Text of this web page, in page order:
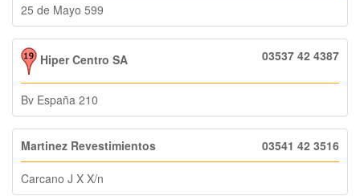
25 de Mayo 599
Hiper Centro SA 03537 42 4387
Bv España 210
Martinez Revestimientos 03541 42 3516
Carcano J X X/n